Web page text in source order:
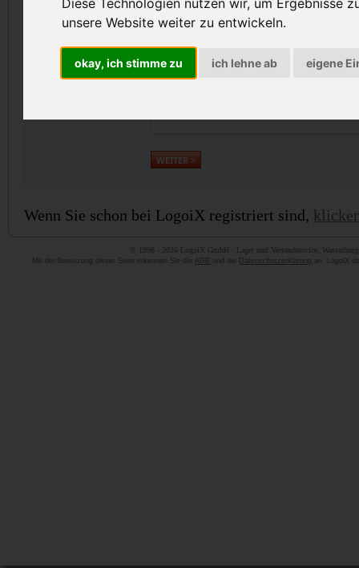
Diese Technologien nutzen wir, um Ergebnisse
unsere Website weiter zu entwickeln.
okay, ich stimme zu ich lehne ab eigene
E-Mail Adresse wiederholen:
Passwort wiederholen:
Wenn Sie schon bei LogoiX registriert sind,
© 1998 - 2026 LogoiX GmbH - Lager und Versandservice,
Mit der Benutzung dieser Seite erkennen Sie dieAGB und die Datenschutzerklärung an. LogoiX